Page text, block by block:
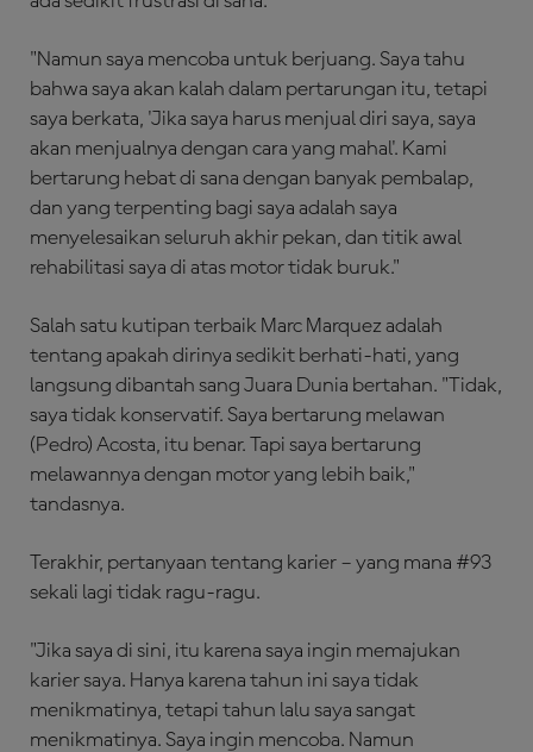
"Namun saya mencoba untuk berjuang. Saya tahu
bahwa saya akan kalah dalam pertarungan itu, tetapi
saya berkata, 'Jika saya harus menjual diri saya, saya
akan menjualnya dengan cara yang mahal'. Kami
bertarung hebat di sana dengan banyak pembalap,
dan yang terpenting bagi saya adalah saya
menyelesaikan seluruh akhir pekan, dan titik awal
rehabilitasi saya di atas motor tidak buruk."
Salah satu kutipan terbaik Marc Marquez adalah
tentang apakah dirinya sedikit berhati-hati, yang
langsung dibantah sang Juara Dunia bertahan. "Tidak,
saya tidak konservatif. Saya bertarung melawan
(Pedro) Acosta, itu benar. Tapi saya bertarung
melawannya dengan motor yang lebih baik,"
tandasnya.
Terakhir, pertanyaan tentang karier – yang mana #93
sekali lagi tidak ragu-ragu.
"Jika saya di sini, itu karena saya ingin memajukan
karier saya. Hanya karena tahun ini saya tidak
menikmatinya, tetapi tahun lalu saya sangat
menikmatinya. Saya ingin mencoba. Namun